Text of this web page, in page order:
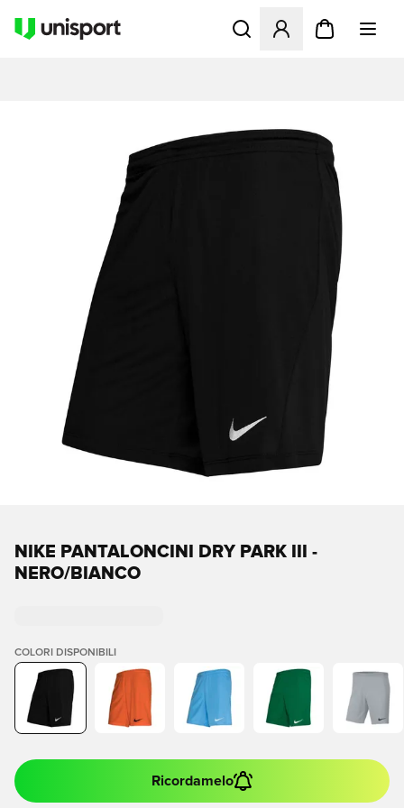
Apre una finestra modale
NIKE PANTALONCINI DRY PARK III -
NERO/BIANCO
COLORI DISPONIBILI
Ricordamelo